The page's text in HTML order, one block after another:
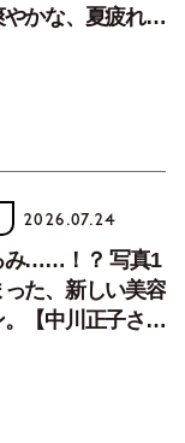
かな、夏疲れを
2026.07.24
み……！？ 写真1
た、新しい美容
【中川正子さん